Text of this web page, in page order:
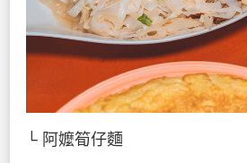
└ 阿嬤筍仔麵